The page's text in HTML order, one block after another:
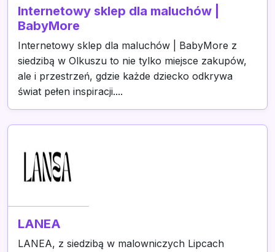
Internetowy sklep dla maluchów |
BabyMore
Internetowy sklep dla maluchów | BabyMore z
siedzibą w Olkuszu to nie tylko miejsce zakupów,
ale i przestrzeń, gdzie każde dziecko odkrywa
świat pełen inspiracji....
LANEA
LANEA, z siedzibą w malowniczych Lipcach